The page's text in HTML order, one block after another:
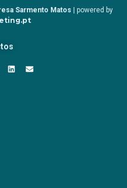
Sarmento Matos | powered by